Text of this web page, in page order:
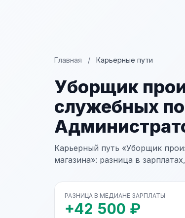
Главная / Карьерные пути
Уборщик
служебных
Карьерный путь «Уборщик
магазина»: разница в
РАЗНИЦА В МЕДИАНЕ ЗАРПЛАТЫ
+42 500 ₽